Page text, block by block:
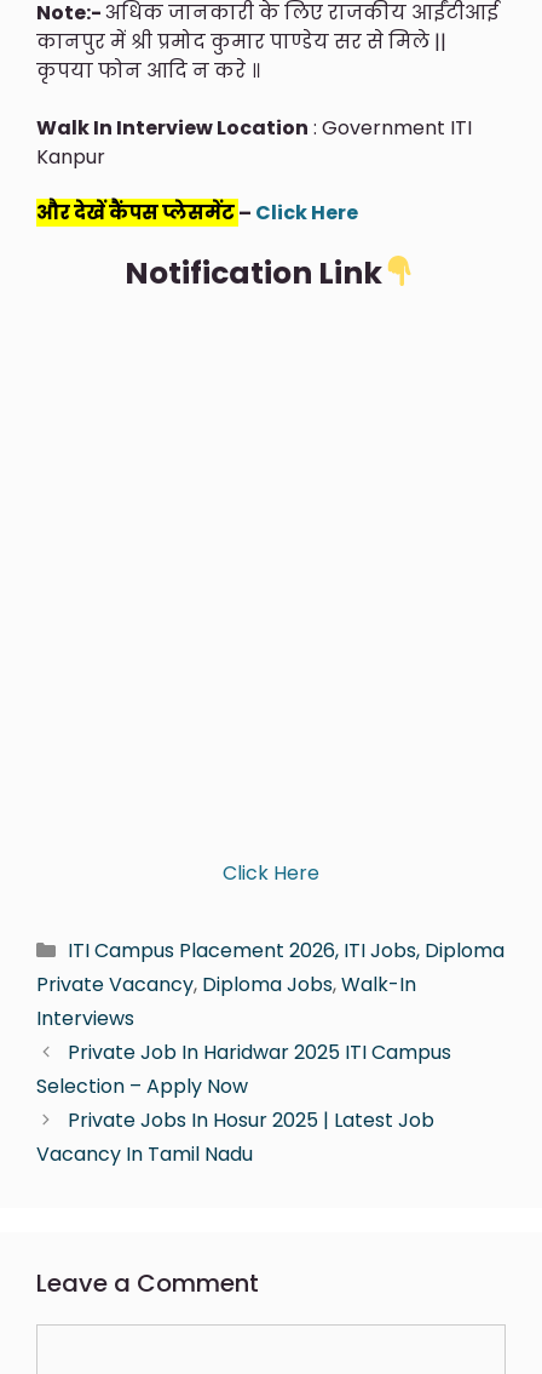
Note:-अधिक जानकारी के लिए राजकीय आईंटीआई
कानपुर में श्री प्रमोद कुमार पाण्डेय सर से मिले ||
कृपया फोन आदि न करे ॥
Walk In Interview Location : Government ITI
Kanpur
और देखें कैंपस प्लेसमेंट– Click Here
Notification Link
Click Here
ITI Campus Placement 2026, ITI Jobs, Diploma
Private Vacancy, Diploma Jobs,Walk-In
Interviews
Private Job In Haridwar 2025 ITI Campus
Selection – Apply Now
Private Jobs In Hosur 2025 | Latest Job
Vacancy In Tamil Nadu
Leave a Comment